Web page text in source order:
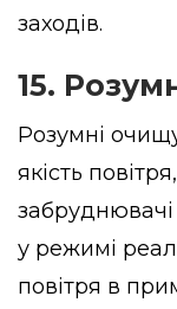
заходів.
15.
Розумні
якість
у режимі
повітря в